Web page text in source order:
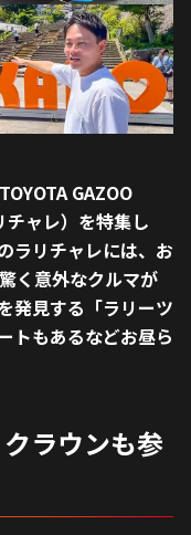
GAZOO
ャレ）を特集し
ラリチャレには、お
く意外なクルマが
発見する「ラリーツ
トもあるなどお昼ら
ラウンも参